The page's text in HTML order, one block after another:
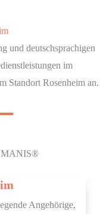
und deutschsprachigen
im
Standort Rosenheim an.
Angehörige,